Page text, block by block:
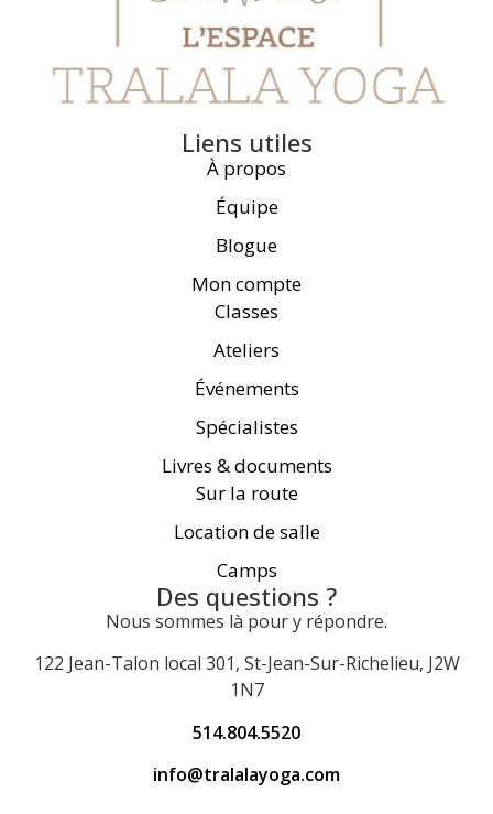
Liens utiles
À propos
Équipe
Blogue
Mon compte
Classes
Ateliers
Événements
Spécialistes
Livres & documents
Sur la route
Location de salle
Camps
Des questions ?
Nous sommes là pour y répondre.
122 Jean-Talon local 301, St-Jean-Sur-Richelieu, J2W
1N7
514.804.5520
info@tralalayoga.com